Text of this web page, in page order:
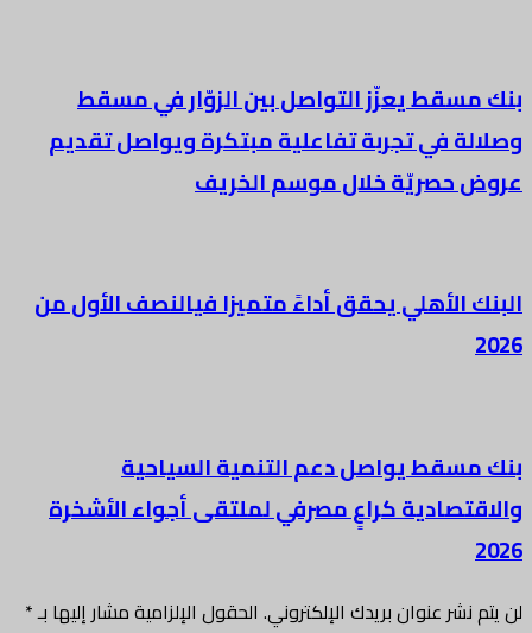
بنك مسقط يعزّز التواصل بين الزوّار في مسقط
وصلالة في تجربة تفاعلية مبتكرة ويواصل تقديم
عروض حصريّة خلال موسم الخريف
البنك الأهلي يحقق أداءً متميزا فيالنصف الأول من
2026
بنك مسقط يواصل دعم التنمية السياحية
والاقتصادية كراعٍ مصرفي لملتقى أجواء الأشخرة
2026
لن يتم نشر عنوان بريدك الإلكتروني. الحقول الإلزامية مشار إليها بـ*